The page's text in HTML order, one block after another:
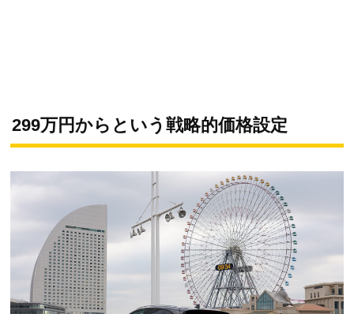
299万円からという戦略的価格設定